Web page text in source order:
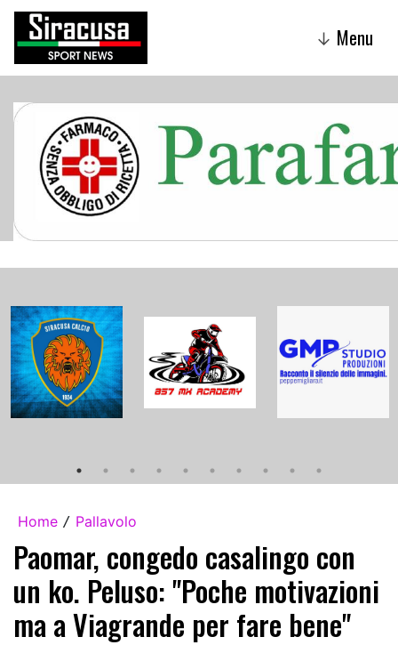
↓ Menu
Home / Pallavolo
Paomar, congedo casalingo con
un ko. Peluso: "Poche motivazioni
ma a Viagrande per fare bene"